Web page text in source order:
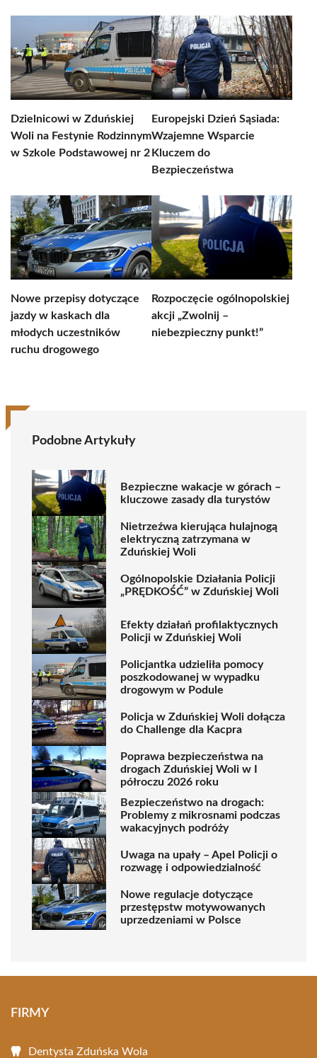
Dzielnicowi w Zduńskiej
Woli na Festynie Rodzinnym
w Szkole Podstawowej nr 2
Europejski Dzień Sąsiada:
Wzajemne Wsparcie
Kluczem do
Bezpieczeństwa
Nowe przepisy dotyczące
jazdy w kaskach dla
młodych uczestników
ruchu drogowego
Rozpoczęcie ogólnopolskiej
akcji „Zwolnij –
niebezpieczny punkt!”
Podobne Artykuły
Bezpieczne wakacje w górach –
kluczowe zasady dla turystów
Nietrzeźwa kierująca hulajnogą
elektryczną zatrzymana w
Zduńskiej Woli
Ogólnopolskie Działania Policji
„PRĘDKOŚĆ” w Zduńskiej Woli
Efekty działań profilaktycznych
Policji w Zduńskiej Woli
Policjantka udzieliła pomocy
poszkodowanej w wypadku
drogowym w Podule
Policja w Zduńskiej Woli dołącza
do Challenge dla Kacpra
Poprawa bezpieczeństwa na
drogach Zduńskiej Woli w I
półroczu 2026 roku
Bezpieczeństwo na drogach:
Problemy z mikrosnami podczas
wakacyjnych podróży
Uwaga na upały – Apel Policji o
rozwagę i odpowiedzialność
Nowe regulacje dotyczące
przestępstw motywowanych
uprzedzeniami w Polsce
FIRMY
Dentysta Zduńska Wola